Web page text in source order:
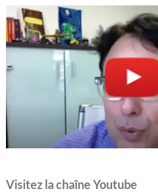
Visitez la chaîne Youtube